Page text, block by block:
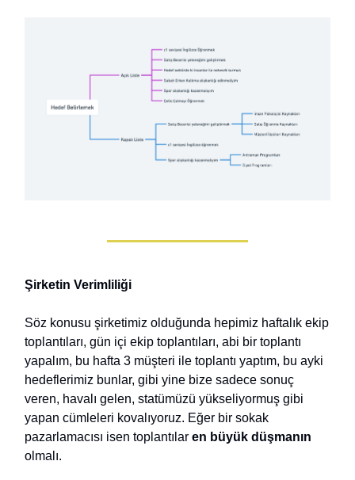
Şirketin Verimliliği
Söz konusu şirketimiz olduğunda hepimiz haftalık ekip
toplantıları, gün içi ekip toplantıları, abi bir toplantı
yapalım, bu hafta 3 müşteri ile toplantı yaptım, bu ayki
hedeflerimiz bunlar, gibi yine bize sadece sonuç
veren, havalı gelen, statümüzü yükseliyormuş gibi
yapan cümleleri kovalıyoruz. Eğer bir sokak
pazarlamacısı isen toplantılar en büyük düşmanın
olmalı.